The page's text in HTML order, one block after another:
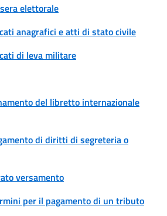
elettorale
anagrafici e atti di stato civile
di leva militare
del libretto internazionale
di diritti di segreteria o
versamento
per il pagamento di un tributo